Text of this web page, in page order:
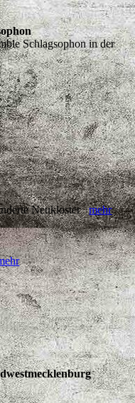
Schlagsophon in der
Neuklostermehr